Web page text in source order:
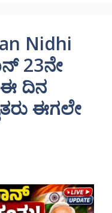
Nidhi
23ನೇ
ಈ ದಿನ
ಈಗಲೇ